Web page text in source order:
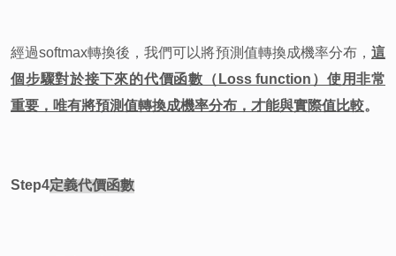
經過softmax轉換後，我們可以將預測值轉換成機率分布， 這
個步驟對於接下來的代價函數（Loss function）使用非常
重要，唯有將預測值轉換成機率分布，才能與實際值比較。
Step4定義代價函數